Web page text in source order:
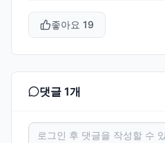
좋아요 19
댓글 1개